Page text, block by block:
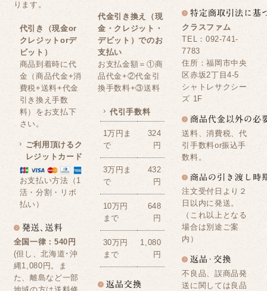
ります。
代引き（現金or
クレジットorデ
ビット）
商品到着時に代
金（商品代金+消
費税+送料+代金
引き換え手数
料）をお支払下
さい。
ご利用頂けるク
レジットカード
お支払い方法（1
活・分割・リボ
払い）
全国一律：540円
(但し、北海道･沖
縄1,080円。ま
た、離島など一部
代金引き換え（現
金・クレジット・
デビット）でのお
支払い
お支払金額＝①商
品代金+②代金引
換手数料+③送料
代引手数料
1万円ま
で
324
円
3万円ま
で
432
円
10万円
まで
648
円
30万円
まで
1,080
円
クラスファム
TEL：092-741-
7783
住所：福岡市中央
区赤坂2丁目4-5
シャトレサクシー
ズ 1F
送料、消費税、代
引手数料or振込手
数料。
注文受付日より２
日以内に発送。
（これ以上となる
場合は別途ご案
内）
不良品、誤商品発
送に関しては良品